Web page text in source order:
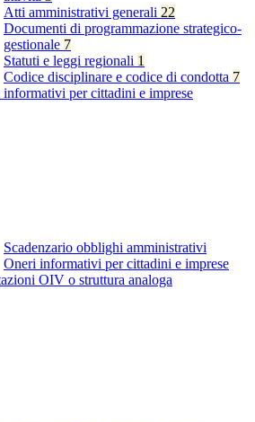
Atti amministrativi generali 22
Documenti di programmazione strategico-
gestionale 7
Statuti e leggi regionali 1
Codice disciplinare e codice di condotta 7
informativi per cittadini e imprese
Scadenzario obblighi amministrativi
Oneri informativi per cittadini e imprese
OIV o struttura analoga